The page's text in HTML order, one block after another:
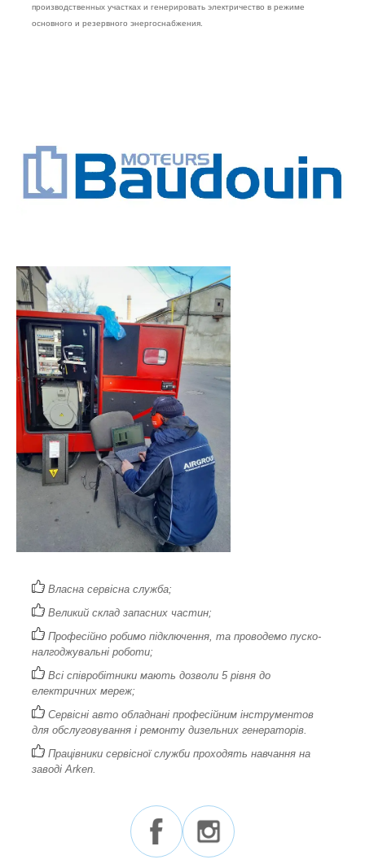
производственных участках и генерировать электричество в режиме
основного и резервного энергоснабжения.
Власна сервісна служба;
Великий склад запасних частин;
Професійно робимо підключення, та проводемо пуско-
налгоджувальні роботи;
Всі співробітники мають дозволи 5 рівня до
електричних мереж;
Сервісні авто обладнані професійним інструментов
для обслуговування і ремонту дизельних генераторів.
Працівники сервісної служби проходять навчання на
заводі Arken.